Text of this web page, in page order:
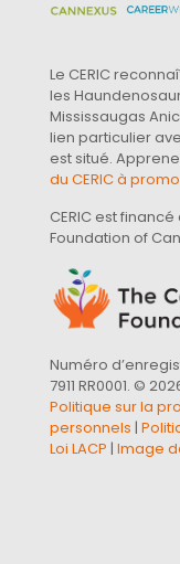
Le CERIC
les
Mississaugas
lien particulier
est situé.
du CERIC à
CERIC est
Foundation of
Numéro
7911 RR0001. ©
Politique sur la
personnels |
Loi LACP | Image